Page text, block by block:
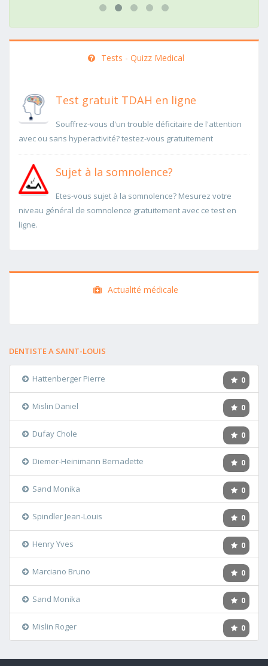
Tests - Quizz Medical
Test gratuit TDAH en ligne
Souffrez-vous d'un trouble déficitaire de l'attention
avec ou sans hyperactivité? testez-vous gratuitement
Sujet à la somnolence?
Etes-vous sujet à la somnolence? Mesurez votre
niveau général de somnolence gratuitement avec ce test en
ligne.
Actualité médicale
DENTISTE A SAINT-LOUIS
0
Hattenberger Pierre
0
Mislin Daniel
0
Dufay Chole
0
Diemer-Heinimann Bernadette
0
Sand Monika
0
Spindler Jean-Louis
0
Henry Yves
0
Marciano Bruno
0
Sand Monika
0
Mislin Roger